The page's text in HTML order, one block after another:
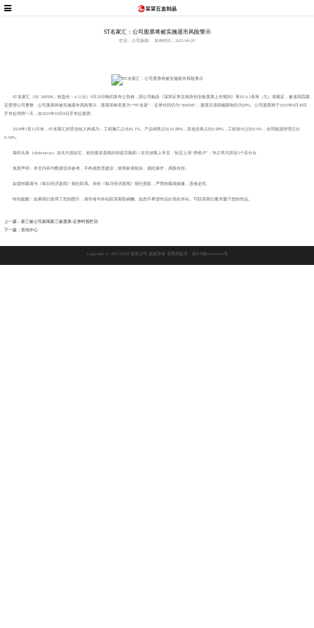
ST名家汇：公司股票将被实施退市风险警示
栏目：公司新闻 发布时间：2025-09-29
ST名家汇（SZ 300506，收盘价：4.12元）9月29日晚间发布公告称，因公司触及《深圳证券交易所创业板股票上市规则》第10.4.1条第（九）项规定，被省高院裁
定受理公司重整，公司股票将被实施退市风险警示，股票简称变更为“*ST名家”，证券代码仍为“300506”，股票日涨跌幅限制仍为20%。公司股票将于2025年9月30日
开市起停牌一天，自2025年10月9日开市起复牌。
2024年1至12月份，ST名家汇的营业收入构成为：工程施工占比81.1%，产品销售占比16.88%，其他业务占比0.88%，工程设计占比0.6%，合同能源管理占比
0.54%。
每经头条（nbdtoutiao）农夫大战怡宝，抢到更多蛋糕的却是宗馥莉！农夫绿瓶上市后，怡宝上演“滑铁卢”：市占率大跌近5个百分点
免责声明：本文内容与数据仅供参考，不构成投资建议，使用前请核实。据此操作，风险自担。
如需转载请与《每日经济新闻》报社联系。未经《每日经济新闻》报社授权，严禁转载或镜像，违者必究。
特别提醒：如果我们使用了您的图片，请作者与本站联系索取稿酬。如您不希望作品出现在本站，可联系我们要求撤下您的作品。
上一篇：新三板公司新闻新三板股票-证券时报栏目
下一篇：资讯中心
Copyright © 2012-2018 某某公司 版权所有 非商用版本 琼ICP备xxxxxxxx号